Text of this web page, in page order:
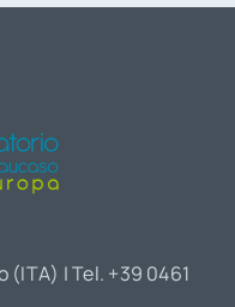
(ITA) | Tel. +39 0461